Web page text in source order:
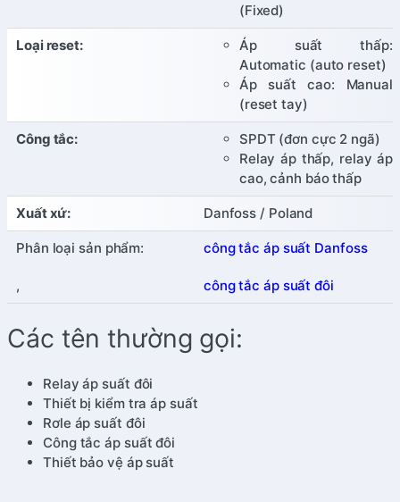
(Fixed)
Loại reset:
Áp suất thấp:
Automatic (auto reset)
Áp suất cao: Manual
(reset tay)
Công tắc:
SPDT (đơn cực 2 ngã)
Relay áp thấp, relay áp
cao, cảnh báo thấp
Xuất xứ: Danfoss / Poland
Phân loại sản phẩm: công tắc áp suất Danfoss
, công tắc áp suất đôi
Các tên thường gọi:
Relay áp suất đôi
Thiết bị kiểm tra áp suất
Rơle áp suất đôi
Công tắc áp suất đôi
Thiết bảo vệ áp suất